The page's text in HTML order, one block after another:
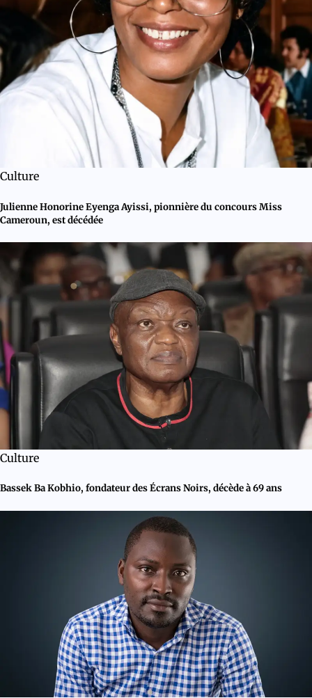
Culture
Julienne Honorine Eyenga Ayissi, pionnière du concours Miss
Cameroun, est décédée
Culture
Bassek Ba Kobhio, fondateur des Écrans Noirs, décède à 69 ans